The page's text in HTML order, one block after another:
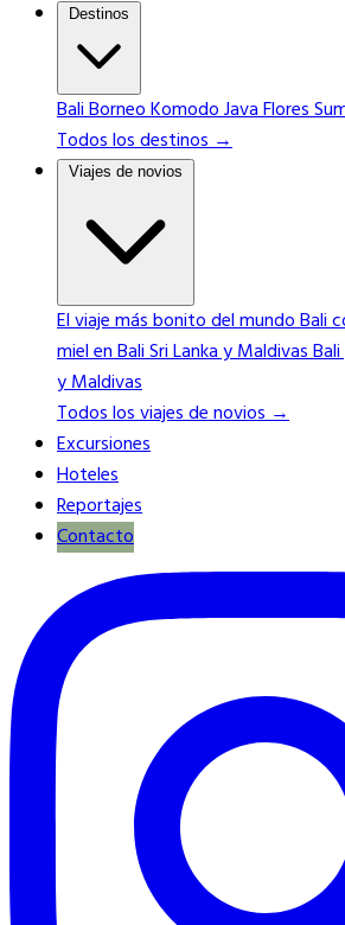
Destinos
BaliBorneoKomodoJavaFlores
Todos los destinos →
Viajes de novios
El viaje más bonito del mundoBali
miel en BaliSri Lanka y Maldivas
y Maldivas
Todos los viajes de novios →
Excursiones
Hoteles
Reportajes
Contacto